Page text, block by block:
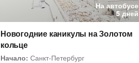
На автобусе
5 дней
Новогодние каникулы на Золотом
кольце
Начало: Санкт-Петербург